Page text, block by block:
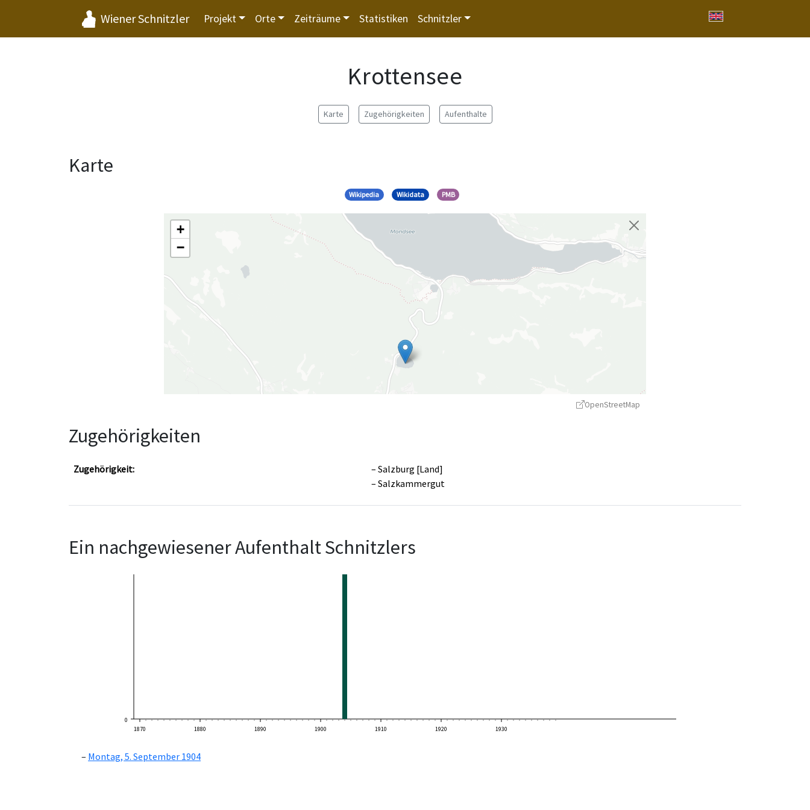
Wiener Schnitzler Projekt Orte Zeiträume Statistiken Schnitzler
Krottensee
Karte Zugehörigkeiten Aufenthalte
Karte
Wikipedia Wikidata PMB
+
−
OpenStreetMap
Zugehörigkeiten
Zugehörigkeit:
Salzburg [Land]
Salzkammergut
Ein nachgewiesener Aufenthalt Schnitzlers
0
1870
1880 1890 1900 1910 1920 1930
Montag, 5. September 1904